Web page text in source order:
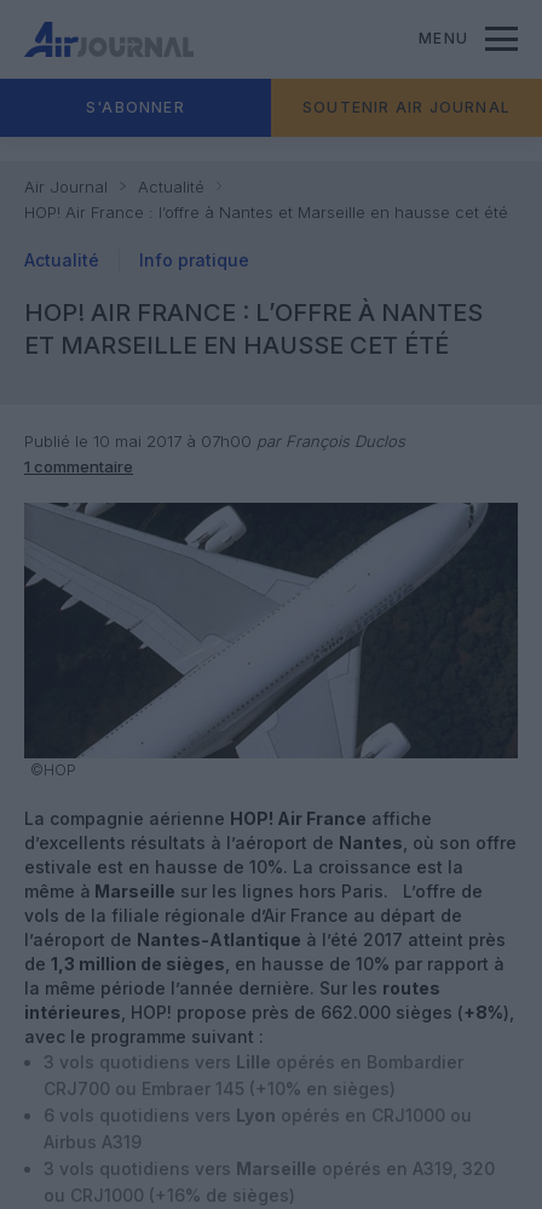
MENU
S'ABONNER SOUTENIR AIR JOURNAL
Air Journal
Actualité
HOP! Air France : l’offre à Nantes et Marseille en hausse cet été
Actualité Info pratique
HOP! AIR FRANCE : L’OFFRE À NANTES
ET MARSEILLE EN HAUSSE CET ÉTÉ
Publié le 10 mai 2017 à 07h00 par François Duclos
1 commentaire
©HOP
La compagnie aérienne HOP! Air France affiche
d’excellents résultats à l’aéroport de Nantes , où son offre
estivale est en hausse de 10%. La croissance est la
même à Marseille sur les lignes hors Paris. L’offre de
vols de la filiale régionale d’Air France au départ de
l’aéroport de Nantes-Atlantique à l’été 2017 atteint près
de 1,3 million de sièges , en hausse de 10% par rapport à
la même période l’année dernière. Sur les routes
intérieures , HOP! propose près de 662.000 sièges (+8%),
avec le programme suivant :
3 vols quotidiens vers Lille opérés en Bombardier
CRJ700 ou Embraer 145 (+10% en sièges)
6 vols quotidiens vers Lyon opérés en CRJ1000 ou
Airbus A319
3 vols quotidiens vers Marseille opérés en A319, 320
ou CRJ1000 (+16% de sièges)